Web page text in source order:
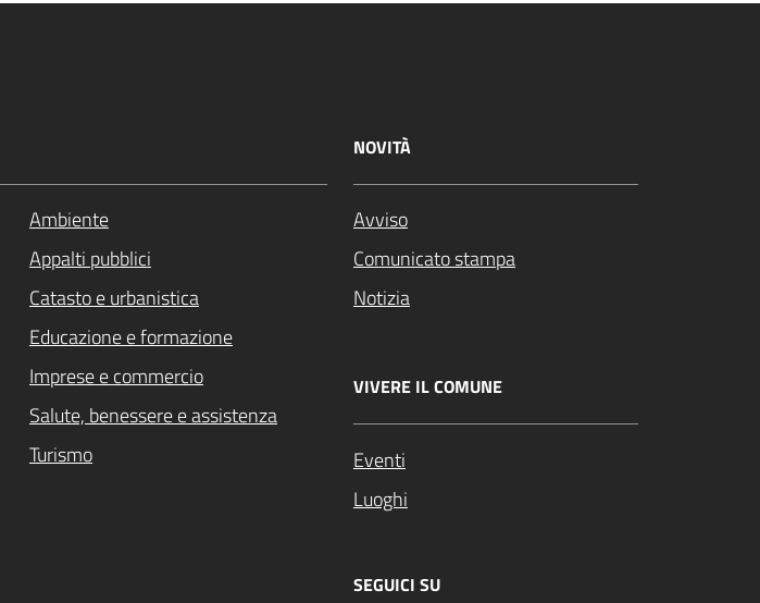
Ambiente
Appalti pubblici
Catasto e urbanistica
Educazione e formazione
Imprese e commercio
Salute, benessere e assistenza
Turismo
NOVITÀ
Avviso
Comunicato stampa
Notizia
VIVERE IL COMUNE
Eventi
Luoghi
SEGUICI SU